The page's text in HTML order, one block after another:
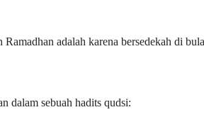
adalah karena bersedekah di
dalam sebuah hadits qudsi: